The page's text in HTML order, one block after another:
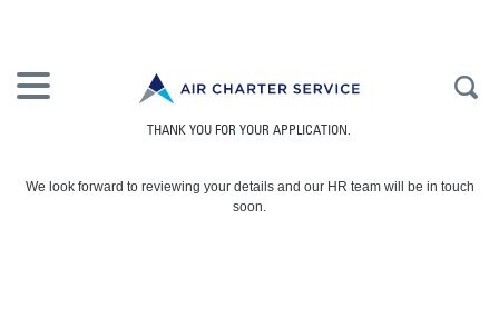
THANK YOU FOR YOUR APPLICATION.
We look forward to reviewing your details and our HR team will be in touch
soon.